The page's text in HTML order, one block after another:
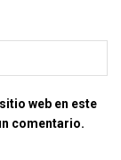
web en este
comentario.